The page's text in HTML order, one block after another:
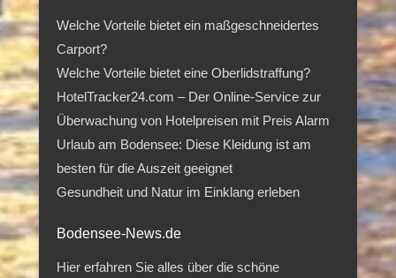
Welche Vorteile bietet ein maßgeschneidertes
Carport?
Welche Vorteile bietet eine Oberlidstraffung?
HotelTracker24.com – Der Online-Service zur
Überwachung von Hotelpreisen mit Preis Alarm
Urlaub am Bodensee: Diese Kleidung ist am
besten für die Auszeit geeignet
Gesundheit und Natur im Einklang erleben
Bodensee-News.de
Hier erfahren Sie alles über die schöne